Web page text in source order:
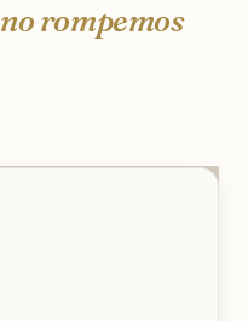
no rompemos